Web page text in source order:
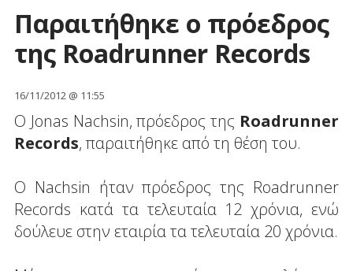
Παραιτήθηκε ο πρόεδρος
της Roadrunner Records
16/11/2012 @ 11:55
O Jonas Nachsin, πρόεδρος της Roadrunner
Records, παραιτήθηκε από τη θέση του.
Ο Nachsin ήταν πρόεδρος της Roadrunner
Records κατά τα τελευταία 12 χρόνια, ενώ
δούλευε στην εταιρία τα τελευταία 20 χρόνια.